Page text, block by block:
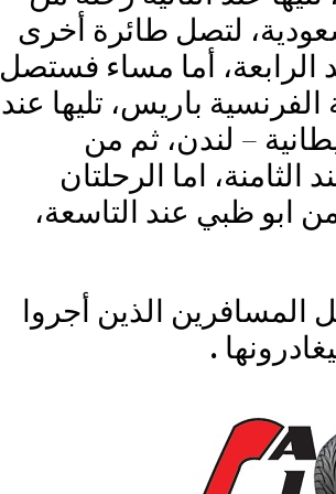
لتصل طائرة أخرى
الرابعة، أما مساء فستصل
باريس، تليها عند
– لندن، ثم من
اما الرحلتان
ابو ظبي عند التاسعة،
المسافرين الذين أجروا